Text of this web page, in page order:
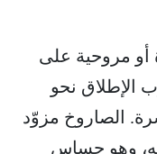
أو مروحية على
الإطلاق نحو
الصاروخ مزوّد
وهو حساس